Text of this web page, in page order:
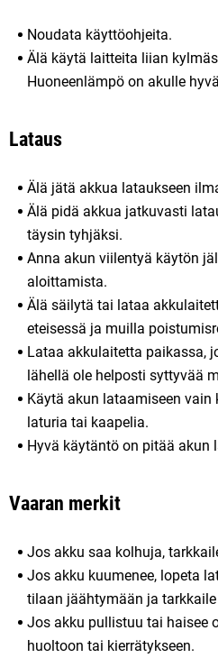
Noudata käyttöohjeita.
Älä käytä laitteita liian
Huoneenlämpö on akulle
Lataus
Älä jätä akkua lataukseen
Älä pidä akkua jatkuvasti
täysin tyhjäksi.
Anna akun viilentyä käytön
aloittamista.
Älä säilytä tai lataa
eteisessä ja muilla
Lataa akkulaitetta paikassa,
lähellä ole helposti syttyvää
Käytä akun lataamiseen
laturia tai kaapelia.
Hyvä käytäntö on pitää akun
Vaaran merkit
Jos akku saa kolhuja,
Jos akku kuumenee, lopeta
tilaan jäähtymään ja
Jos akku pullistuu tai haisee
huoltoon tai kierrätykseen.